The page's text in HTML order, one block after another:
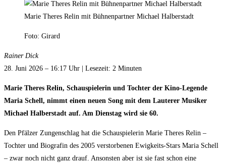
Marie Theres Relin mit Bühnenpartner Michael Halberstadt
Foto: Girard
Rainer Dick
28. Juni 2026 – 16:17 Uhr | Lesezeit: 2 Minuten
Marie Theres Relin, Schauspielerin und Tochter der Kino-Legende
Maria Schell, nimmt einen neuen Song mit dem Lauterer Musiker
Michael Halberstadt auf. Am Dienstag wird sie 60.
Den Pfälzer Zungenschlag hat die Schauspielerin Marie Theres Relin –
Tochter und Biografin des 2005 verstorbenen Ewigkeits-Stars Maria Schell
– zwar noch nicht ganz drauf. Ansonsten aber ist sie fast schon eine